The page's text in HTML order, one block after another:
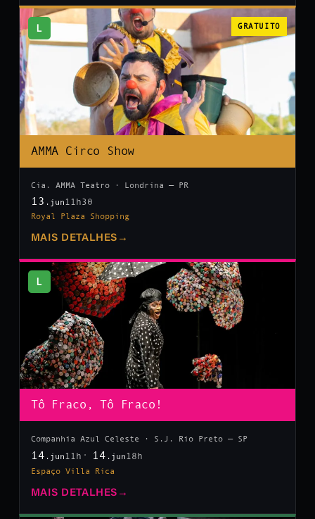
L GRATUITO
AMMA Circo Show
Cia. AMMA Teatro · Londrina — PR
13 .jun 11h30
Royal Plaza Shopping
MAIS DETALHES →
L
Tô Fraco, Tô Fraco!
Companhia Azul Celeste · S.J. Rio Preto — SP
14 .jun 11h 14 .jun 18h
Espaço Villa Rica
MAIS DETALHES →